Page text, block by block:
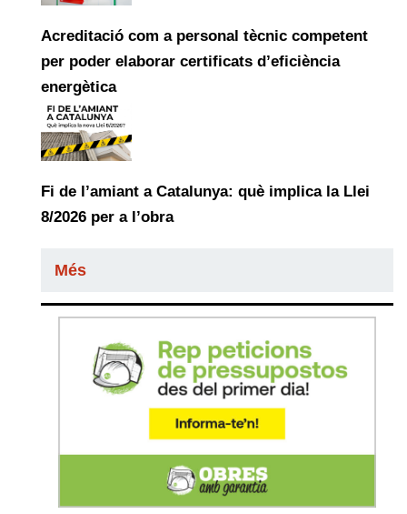
Acreditació com a personal tècnic competent
per poder elaborar certificats d’eficiència
energètica
Fi de l’amiant a Catalunya: què implica la Llei
8/2026 per a l’obra
Més